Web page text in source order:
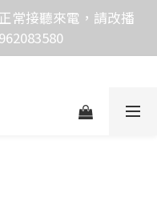
量採購，由專人提供
常接聽來電，請改播
量採購，由專人提供